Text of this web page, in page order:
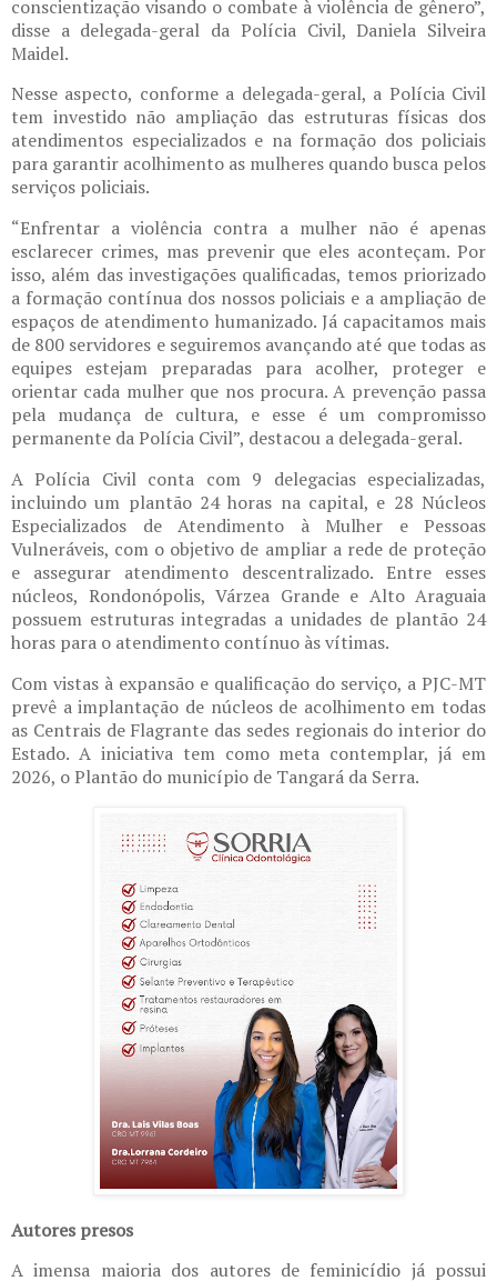
conscientização visando o combate à violência de gênero”,
disse a delegada-geral da Polícia Civil, Daniela Silveira
Maidel.
Nesse aspecto, conforme a delegada-geral, a Polícia Civil
tem investido não ampliação das estruturas físicas dos
atendimentos especializados e na formação dos policiais
para garantir acolhimento as mulheres quando busca pelos
serviços policiais.
“Enfrentar a violência contra a mulher não é apenas
esclarecer crimes, mas prevenir que eles aconteçam. Por
isso, além das investigações qualificadas, temos priorizado
a formação contínua dos nossos policiais e a ampliação de
espaços de atendimento humanizado. Já capacitamos mais
de 800 servidores e seguiremos avançando até que todas as
equipes estejam preparadas para acolher, proteger e
orientar cada mulher que nos procura. A prevenção passa
pela mudança de cultura, e esse é um compromisso
permanente da Polícia Civil”, destacou a delegada-geral.
A Polícia Civil conta com 9 delegacias especializadas,
incluindo um plantão 24 horas na capital, e 28 Núcleos
Especializados de Atendimento à Mulher e Pessoas
Vulneráveis, com o objetivo de ampliar a rede de proteção
e assegurar atendimento descentralizado. Entre esses
núcleos, Rondonópolis, Várzea Grande e Alto Araguaia
possuem estruturas integradas a unidades de plantão 24
horas para o atendimento contínuo às vítimas.
Com vistas à expansão e qualificação do serviço, a PJC-MT
prevê a implantação de núcleos de acolhimento em todas
as Centrais de Flagrante das sedes regionais do interior do
Estado. A iniciativa tem como meta contemplar, já em
2026, o Plantão do município de Tangará da Serra.
Autores presos
A imensa maioria dos autores de feminicídio já possui